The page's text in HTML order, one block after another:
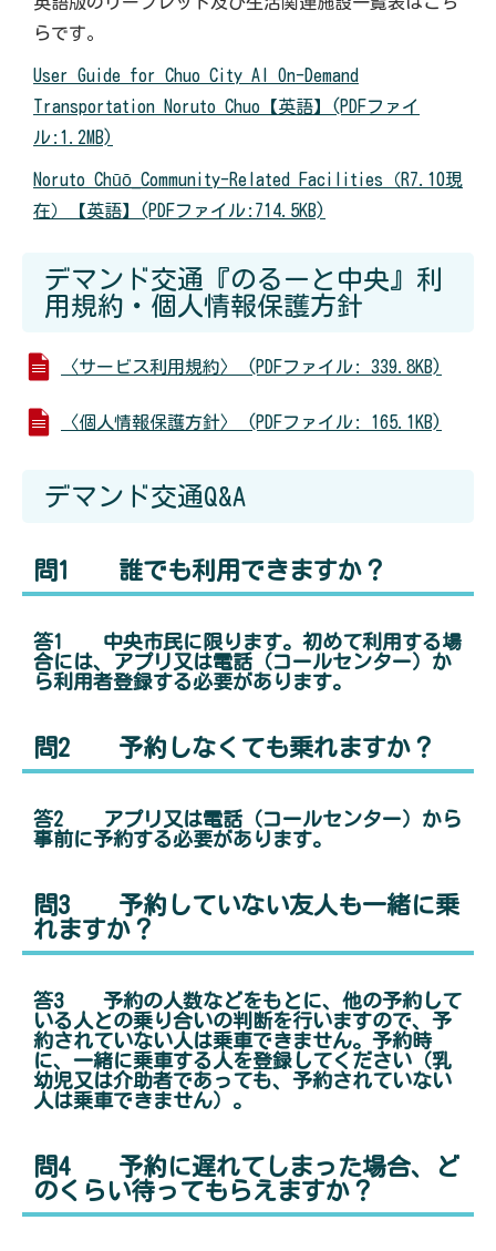
らです。
User Guide for Chuo City AI On-Demand
Transportation Noruto Chuo【英語】(PDFファイ
ル:1.2MB)
Noruto Chūō_Community-Related Facilities（R7.10現
在）【英語】(PDFファイル:714.5KB)
デマンド交通『のるーと中央』利
用規約・個人情報保護方針
〈サービス利用規約〉 (PDFファイル: 339.8KB)
〈個人情報保護方針〉 (PDFファイル: 165.1KB)
デマンド交通Q&A
問1 誰でも利用できますか？
答1 中央市民に限ります。初めて利用する場
合には、アプリ又は電話（コールセンター）か
ら利用者登録する必要があります。
問2 予約しなくても乗れますか？
答2 アプリ又は電話（コールセンター）から
事前に予約する必要があります。
問3 予約していない友人も一緒に乗
れますか？
答3 予約の人数などをもとに、他の予約して
いる人との乗り合いの判断を行いますので、予
約されていない人は乗車できません。予約時
に、一緒に乗車する人を登録してください（乳
幼児又は介助者であっても、予約されていない
人は乗車できません）。
問4 予約に遅れてしまった場合、ど
のくらい待ってもらえますか？